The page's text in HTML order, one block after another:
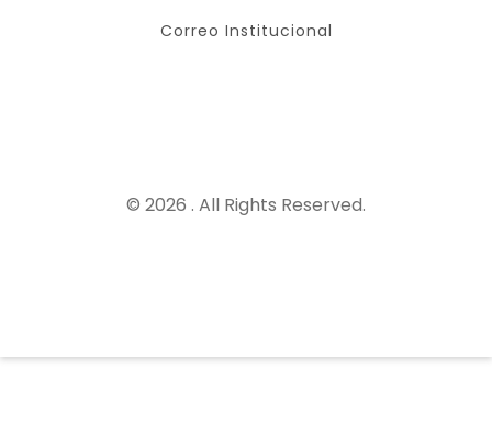
Correo Institucional
© 2026 . All Rights Reserved.